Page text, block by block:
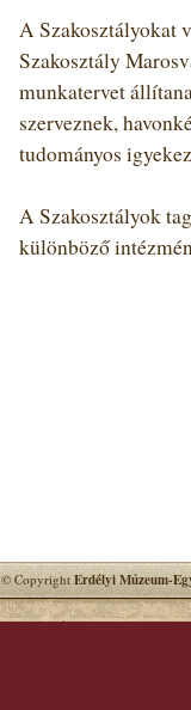
A Szakosztályokat
Szakosztály
munkatervet
szerveznek,
tudományos
A Szakosztályok
különböző
© CopyrightErdélyi Múzeum-